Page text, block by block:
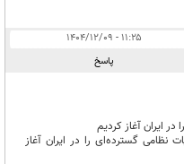
۱۱:۲۵ - ۱۴۰۴/۱۲/۰۹
پاسخ
ایران آغاز کردیم
گسترده‌ای را در ایران آغاز